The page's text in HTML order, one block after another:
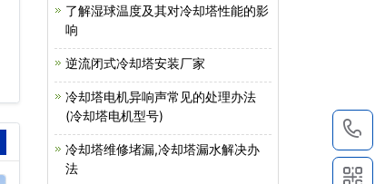
了解湿球温度及其对冷却塔性能的影
响
逆流闭式冷却塔安装厂家
冷却塔电机异响声常见的处理办法
(冷却塔电机型号)
冷却塔维修堵漏,冷却塔漏水解决办
法